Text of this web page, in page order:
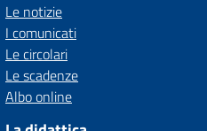
Le notizie
I comunicati
Le circolari
Le scadenze
Albo online